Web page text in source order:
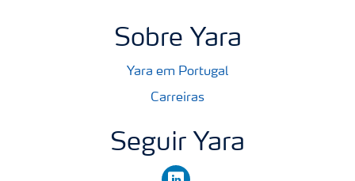
Sobre Yara
Yara em Portugal
Carreiras
Seguir Yara
linkedin